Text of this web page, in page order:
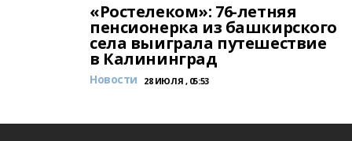
«Ростелеком»: 76-летняя
пенсионерка из башкирского
села выиграла путешествие
в Калининград
Новости 28 ИЮЛЯ , 05:53